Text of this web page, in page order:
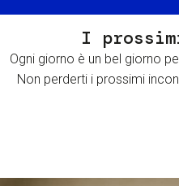
I
Ogni giorno è un bel giorno
Non perderti i prossimi